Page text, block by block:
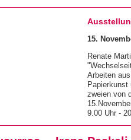
15.
Renate
Arbeiten
zweien von
9.00 Uhr -